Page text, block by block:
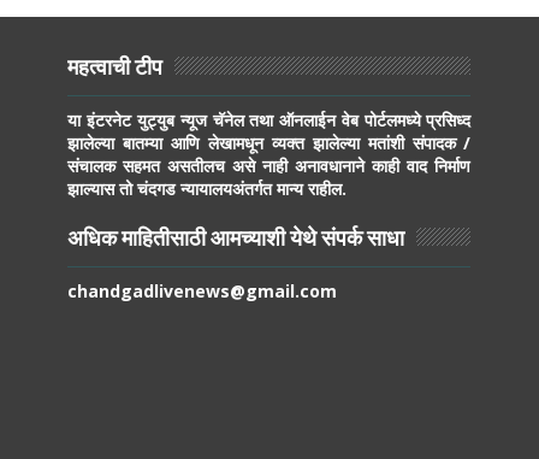
महत्वाची टीप
या इंटरनेट युट्युब न्यूज चॅनेल तथा ऑनलाईन वेब पोर्टलमध्ये प्रसिध्द
झालेल्या बातम्या आणि लेखामधून व्यक्त झालेल्या मतांशी संपादक /
संचालक सहमत असतीलच असे नाही अनावधानाने काही वाद निर्माण
झाल्यास तो चंदगड न्यायालयअंतर्गत मान्य राहील.
अधिक माहितीसाठी आमच्याशी येथे संपर्क साधा
chandgadlivenews@gmail.com